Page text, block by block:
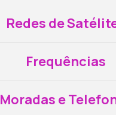
Redes de
Frequências
Moradas e